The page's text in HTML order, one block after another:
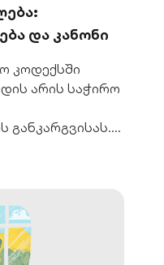
და კანონი
კოდექსში
არის საჭირო